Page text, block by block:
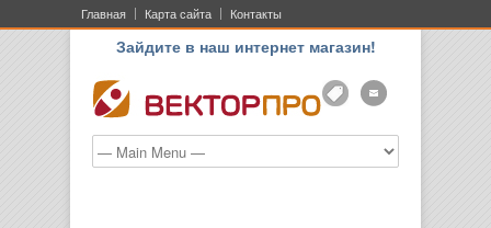
Главная Карта сайта Контакты
Зайдите в наш интернет магазин!